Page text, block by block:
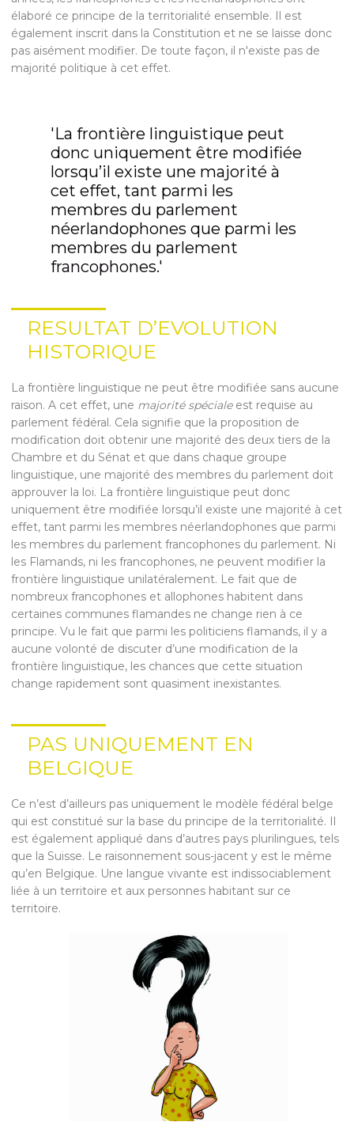
élaboré ce principe de la territorialité ensemble. Il est
également inscrit dans la Constitution et ne se laisse donc
pas aisément modifier. De toute façon, il n'existe pas de
majorité politique à cet effet.
'La frontière linguistique peut
donc uniquement être modifiée
lorsqu’il existe une majorité à
cet effet, tant parmi les
membres du parlement
néerlandophones que parmi les
membres du parlement
francophones.'
RESULTAT D’EVOLUTION
HISTORIQUE
La frontière linguistique ne peut être modifiée sans aucune
raison. A cet effet, une majorité spécialeest requise au
parlement fédéral. Cela signifie que la proposition de
modification doit obtenir une majorité des deux tiers de la
Chambre et du Sénat et que dans chaque groupe
linguistique, une majorité des membres du parlement doit
approuver la loi. La frontière linguistique peut donc
uniquement être modifiée lorsqu’il existe une majorité à cet
effet, tant parmi les membres néerlandophones que parmi
les membres du parlement francophones du parlement. Ni
les Flamands, ni les francophones, ne peuvent modifier la
frontière linguistique unilatéralement. Le fait que de
nombreux francophones et allophones habitent dans
certaines communes flamandes ne change rien à ce
principe. Vu le fait que parmi les politiciens flamands, il y a
aucune volonté de discuter d’une modification de la
frontière linguistique, les chances que cette situation
change rapidement sont quasiment inexistantes.
PAS UNIQUEMENT EN
BELGIQUE
Ce n’est d’ailleurs pas uniquement le modèle fédéral belge
qui est constitué sur la base du principe de la territorialité. Il
est également appliqué dans d’autres pays plurilingues, tels
que la Suisse. Le raisonnement sous-jacent y est le même
qu’en Belgique. Une langue vivante est indissociablement
liée à un territoire et aux personnes habitant sur ce
territoire.